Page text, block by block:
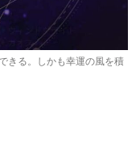
きる。しかも幸運の風を積